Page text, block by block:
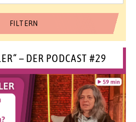
– DER PODCAST #29